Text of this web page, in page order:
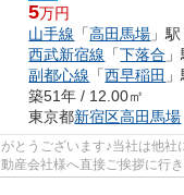
5万円
山手線 「高田馬場 」
西武新宿線 「下落合
副都心線 「西早稲田
築51年 / 12.00㎡
東京都新宿区高田馬場
とうございます♪当社は他社
産会社様へ直接ご挨拶に行
最新の情報は...